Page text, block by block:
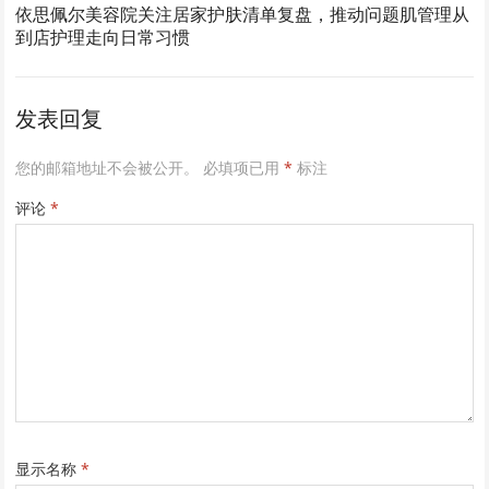
依思佩尔美容院关注居家护肤清单复盘，推动问题肌管理从
到店护理走向日常习惯
发表回复
您的邮箱地址不会被公开。 必填项已用* 标注
评论*
显示名称*